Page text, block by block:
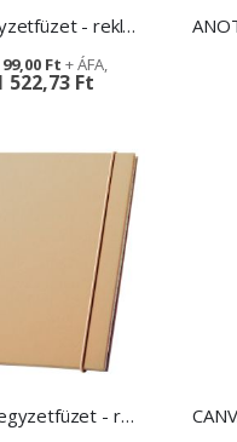
ZUKE jegyzetfüzet - reklámajándék cégeknek
522,73 Ft
Ft
SPURAL jegyzetfüzet - reklámajándék